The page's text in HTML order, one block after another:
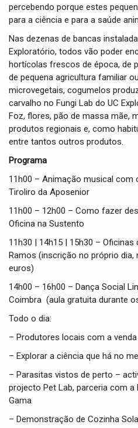
percebendo porque estes
para a ciência e para a saúde
Nas dezenas de bancas
Exploratório, todos vão poder
hortícolas frescos de época, de
de pequena agricultura familiar
microvegetais, cogumelos
carvalho no Fungi Lab do UC
Foz, flores, pão de massa mãe,
produtos regionais e, como
entre tantos outros produtos.
Programa
11h00 – Animação musical com
Tiroliro da Aposenior
11h00 – 12h00 – Como fazer
Oficina na Sustento
11h30 | 14h15 | 15h30 –
Ramos (inscrição no próprio dia,
euros)
14h00 – 16h00 – Dança Social
Coimbra (aula gratuita durante
Todo o dia:
– Produtores locais com a
– Explorar a ciência que há no
– Parasitas vistos de perto –
projecto Pet Lab, parceria com
Gama
– Demonstração de Cozinha